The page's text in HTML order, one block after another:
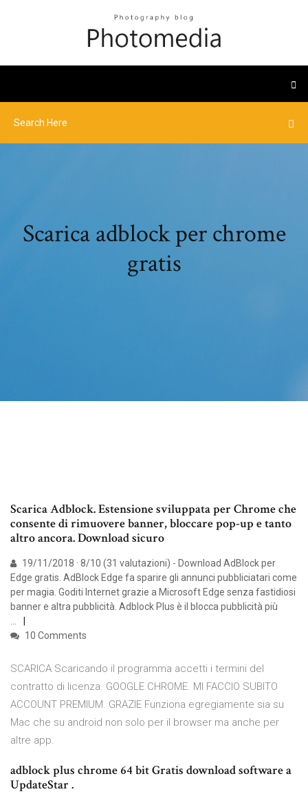
Scarica adblock per chrome
gratis
Scarica Adblock. Estensione sviluppata per Chrome che
consente di rimuovere banner, bloccare pop-up e tanto
altro ancora. Download sicuro
19/11/2018 · 8/10 (31 valutazioni) - Download AdBlock per
Edge gratis. AdBlock Edge fa sparire gli annunci pubbliciatari come
per magia. Goditi Internet grazie a Microsoft Edge senza fastidiosi
banner e altra pubblicità. Adblock Plus è il blocca pubblicità più
…
10 Comments
SCARICA Scaricando il programma accetti i termini del
contratto di licenza. GOOGLE CHROME. MI FACCIO SUBITO
ACCOUNT PREMIUM. GRAZIE Funziona egregiamente sia su
Mac che su android non solo per il browser ma anche per
altre app.
adblock plus chrome 64 bit Gratis download software a
UpdateStar .